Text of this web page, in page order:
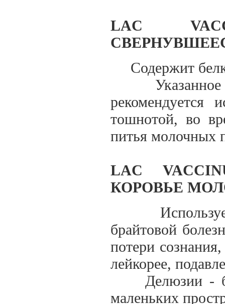
LAC
Cодержит
Указанное
рекомендуется
тошнотой, во
питья молочных
LAC
КОРОВЬЕ
брайтовой
потери
лейкорее,
Делюзии -
маленьких